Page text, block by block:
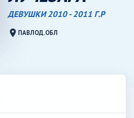
ДЕВУШКИ 2010 - 2011 Г.Р
location_on ПАВЛОД.ОБЛ